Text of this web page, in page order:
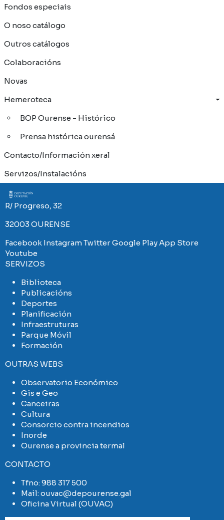
Fondos especiais
O noso catálogo
Outros catálogos
Colaboracións
Novas
Hemeroteca
BOP Ourense - Histórico
Prensa histórica ourensá
Contacto/Información xeral
Servizos/Instalacións
Imaxe
R/ Progreso, 32
32003 OURENSE
Facebook InstagramTwitterGoogle Play App Store
Youtube
SERVIZOS
Biblioteca
Publicacións
Deportes
Planificación
Infraestruturas
Parque Móvil
Formación
OUTRAS WEBS
Observatorio Económico
Gis e Geo
Canceiras
Cultura
Consorcio contra incendios
Inorde
Ourense a provincia termal
CONTACTO
Tfno:988 317 500
Mail:ouvac@depourense.gal
Oficina Virtual (OUVAC)